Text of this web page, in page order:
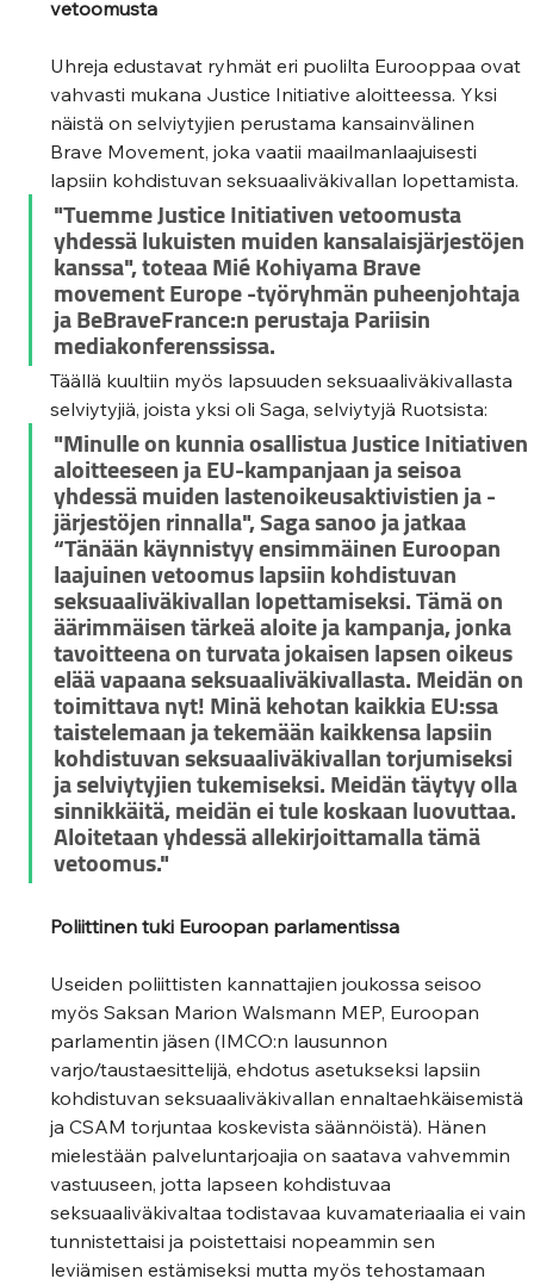
vetoomusta
Uhreja edustavat ryhmät eri puolilta Eurooppaa ovat
vahvasti mukana Justice Initiative aloitteessa. Yksi
näistä on selviytyjien perustama kansainvälinen
Brave Movement, joka vaatii maailmanlaajuisesti
lapsiin kohdistuvan seksuaaliväkivallan lopettamista.
"Tuemme Justice Initiativen vetoomusta
yhdessä lukuisten muiden kansalaisjärjestöjen
kanssa", toteaa Mié Kohiyama Brave
movement Europe -työryhmän puheenjohtaja
ja BeBraveFrance:n perustaja Pariisin
mediakonferenssissa.
Täällä kuultiin myös lapsuuden seksuaaliväkivallasta
selviytyjiä, joista yksi oli Saga, selviytyjä Ruotsista:
"Minulle on kunnia osallistua Justice Initiativen
aloitteeseen ja EU-kampanjaan ja seisoa
yhdessä muiden lastenoikeusaktivistien ja -
järjestöjen rinnalla", Saga sanoo ja jatkaa
“Tänään käynnistyy ensimmäinen Euroopan
laajuinen vetoomus lapsiin kohdistuvan
seksuaaliväkivallan lopettamiseksi. Tämä on
äärimmäisen tärkeä aloite ja kampanja, jonka
tavoitteena on turvata jokaisen lapsen oikeus
elää vapaana seksuaaliväkivallasta. Meidän on
toimittava nyt! Minä kehotan kaikkia EU:ssa
taistelemaan ja tekemään kaikkensa lapsiin
kohdistuvan seksuaaliväkivallan torjumiseksi
ja selviytyjien tukemiseksi. Meidän täytyy olla
sinnikkäitä, meidän ei tule koskaan luovuttaa.
Aloitetaan yhdessä allekirjoittamalla tämä
vetoomus."
Poliittinen tuki Euroopan parlamentissa
Useiden poliittisten kannattajien joukossa seisoo
myös Saksan Marion Walsmann MEP, Euroopan
parlamentin jäsen (IMCO:n lausunnon
varjo/taustaesittelijä, ehdotus asetukseksi lapsiin
kohdistuvan seksuaaliväkivallan ennaltaehkäisemistä
ja CSAM torjuntaa koskevista säännöistä). Hänen
mielestään palveluntarjoajia on saatava vahvemmin
vastuuseen, jotta lapseen kohdistuvaa
seksuaaliväkivaltaa todistavaa kuvamateriaalia ei vain
tunnistettaisi ja poistettaisi nopeammin sen
leviämisen estämiseksi mutta myös tehostamaan